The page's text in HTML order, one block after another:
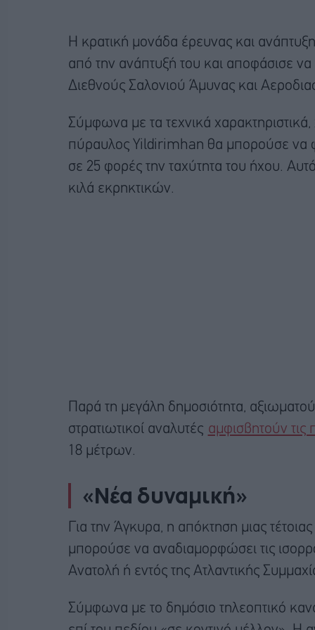
Η κρατική μονάδα έρευνας και
από την ανάπτυξή του και αποφάσισε να
Διεθνούς Σαλονιού Άμυνας και
Σύμφωνα με τα τεχνικά
πύραυλος Yildirimhan θα μπορούσε να
σε 25 φορές την ταχύτητα του ήχου.
κιλά εκρηκτικών.
Παρά τη μεγάλη δημοσιότητα,
στρατιωτικοί αναλυτές αμφισβητούν τις
18 μέτρων.
«Νέα δυναμική»
Για την Άγκυρα, η απόκτηση μιας
μπορούσε να αναδιαμορφώσει τις
Ανατολή ή εντός της Ατλαντικής
Σύμφωνα με το δημόσιο τηλεοπτικό